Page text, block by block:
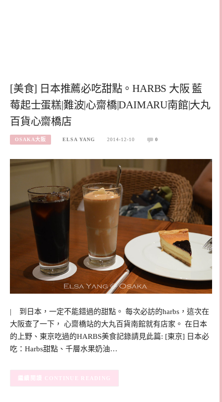
[美食] 日本推薦必吃甜點。HARBS 大阪 藍
莓起士蛋糕|難波|心齋橋|DAIMARU南館|大丸
百貨心齋橋店
OSAKA大阪 ELSA YANG 2014-12-10 0
| 到日本，一定不能錯過的甜點。 每次必訪的harbs，這次在
大阪查了一下， 心齋橋站的大丸百貨南館就有店家。 在日本
的上野、東京吃過的HARBS美食記錄請見此篇: [東京] 日本必
吃：Harbs甜點、千層水果奶油…
CONTINUE READING